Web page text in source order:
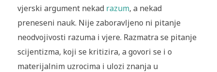
vjerski argument nekad razum, a nekad
preneseni nauk. Nije zaboravljeno ni pitanje
neodvojivosti razuma i vjere. Razmatra se pitanje
scijentizma, koji se kritizira, a govori se i o
materijalnim uzrocima i ulozi znanja u